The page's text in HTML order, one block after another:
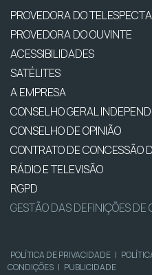
PROVEDORA DO
PROVEDORA DO OUVINTE
ACESSIBILIDADES
SATÉLITES
A EMPRESA
CONSELHO GERAL
CONSELHO DE OPINIÃO
CONTRATO DE CONCESSÃO
RÁDIO E TELEVISÃO
RGPD
GESTÃO DAS DEFINIÇÕES DE
POLÍTICA DE PRIVACIDADE |
CONDIÇÕES | PUBLICIDADE